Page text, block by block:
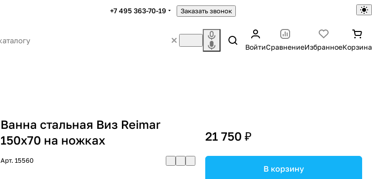
+7 495 363-70-19 Заказать звонок
ВойтиСравнениеИзбранноеКорзина
Ванна стальная Виз Reimar
150x70 на ножках
Арт.15560
21 750 ₽
В корзину